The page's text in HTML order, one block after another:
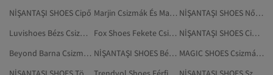
NİŞANTAŞI SHOES Cipő
Marjin Csizmák És Magas Szárú Csizmák
NİŞANTAŞI SHOES Női Edzőcipők
Luvishoes Bézs Csizmák És Magas Szárú Csizmák
Fox Shoes Fekete Csizmák És Magas Szárú Csizmák
NİŞANTAŞI SHOES Cipők
Beyond Barna Csizmák És Magas Szárú Csizmák
NİŞANTAŞI SHOES Bézs Edzőcipő
MAGIC SHOES Csizmák És Magas Szárú Csizmák